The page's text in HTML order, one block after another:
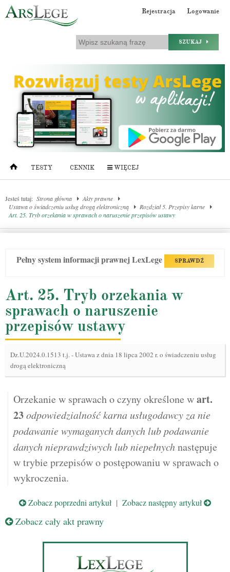
Rejestracja Logowanie
SZUKAJ
TESTY CENNIK WIĘCEJ
Jesteś tutaj: Strona główna
Akty prawne
Ustawa o świadczeniu usług drogą elektroniczną
Rozdział 5. Przepisy karne
Art. 25. Tryb orzekania w sprawach o naruszenie przepisów ustawy
Pełny system informacji prawnej LexLege SPRAWDŹ
Art. 25. Tryb orzekania w
sprawach o naruszenie
przepisów ustawy
Dz.U.2024.0.1513 t.j.-Ustawa z dnia 18 lipca 2002 r. o świadczeniu usług
drogą elektroniczną
Orzekanie w sprawach o czyny określone wart.
23odpowiedzialność karna usługodawcy za nie
podawanie wymaganych danych lub podawanie
danych nieprawdziwych lub niepełnychnastępuje
w trybie przepisów o postępowaniu w sprawach o
wykroczenia.
Zobacz poprzedni artykuł | Zobacz następny artykuł
Zobacz cały akt prawny